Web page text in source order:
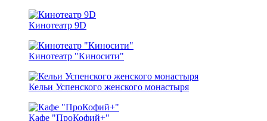
Кинотеатр 9D
Кинотеатр "Киносити"
Кельи Успенского женского монастыря
Кафе "ПроКофий+"